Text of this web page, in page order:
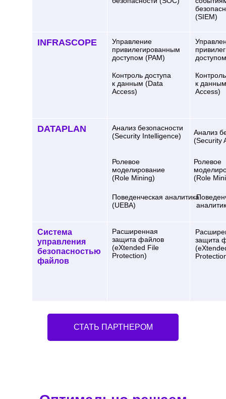
Система
управления
безопасностью
файлов
INFRASCOPE
DATAPLAN
Расширенная
защита файлов
(eXtended File
Protection)
Управление
привилегированным
доступом (PAM)
Контроль доступа
к данным (Data
Access)
к
Access)
Анализ безопасности
(Security Intelligence)
Анализ
(Security
Ролевое
моделирование
(Role Mining)
Ролевое
(Role
Поведенческая аналитика
(UEBA)
(SIEM)
защита
СТАТЬ ПАРТНЕРОМ